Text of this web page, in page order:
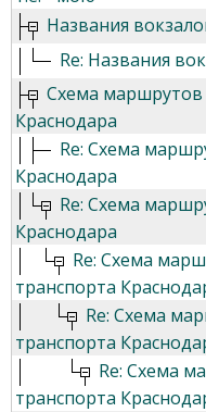
Названия
Re: Названия
Схема маршрутов
Краснодара
Re: Схема
Краснодара
Re: Схема
Краснодара
Re: Схема
транспорта
Re: Схема
транспорта
Re: Схема
транспорта